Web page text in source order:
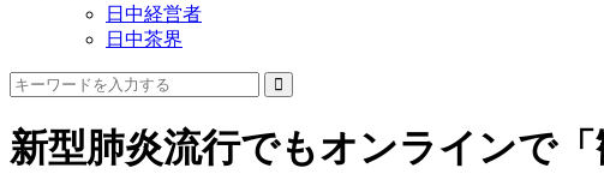
日中経営者
日中茶界
新型肺炎流行でもオンラインで